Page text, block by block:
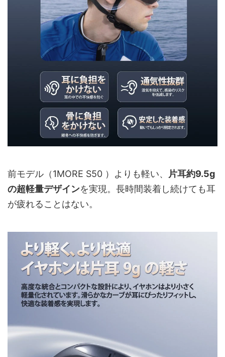
前モデル（1MORE S50 ）よりも軽い、
片耳約9.5g
の超軽量デザインを実現。長時間装着し続けても耳
が疲れることはない。